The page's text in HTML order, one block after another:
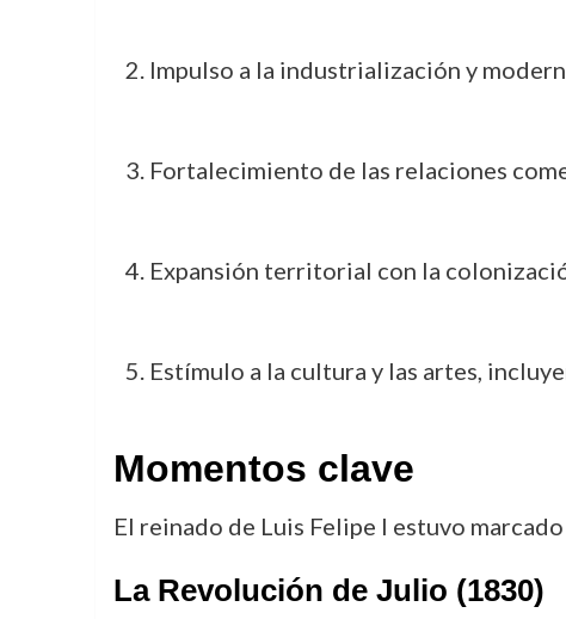
Impulso a la industrialización y
Fortalecimiento de las relaciones
Expansión territorial con la
Estímulo a la cultura y las artes,
Momentos clave
El reinado de Luis Felipe I estuvo
La Revolución de Julio (1830)